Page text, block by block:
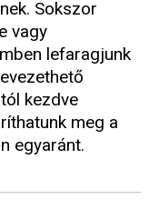
Sokszor
vagy
lefaragjunk
kezdve
meg a
egyaránt.